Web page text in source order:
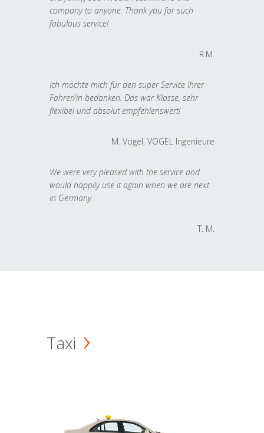
company to anyone. Thank you for such
fabulous service!
R.M.
Ich möchte mich für den super Service Ihrer
Fahrer/in bedanken. Das war Klasse, sehr
flexibel und absolut empfehlenswert!
M. Vogel, VOGEL Ingenieure
We were very pleased with the service and
would happily use it again when we are next
in Germany.
T. M.
Taxi